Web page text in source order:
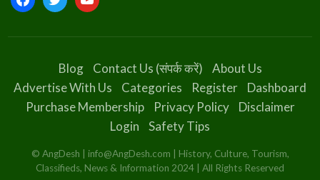
Blog Contact Us (संपर्क करें)
About Us
Advertise With Us
Categories Register
Dashboard
Purchase Membership
Privacy Policy
Disclaimer
Login
Safety Tips
© AngDesh | info@AngDesh.com | History, Culture, Tourism,
Classifieds, News & Information 2024 | All Rights Reserved